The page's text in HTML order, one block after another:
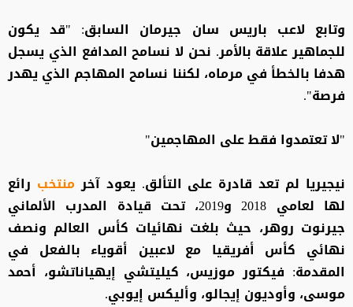
وتابع لاعب باريس سان جيرمان السابق: "قد يكون
للجماهير علاقة بالأمر. نحن لا نسامح المدافع الذي يسجل
هدفا بالخطأ في مرماه، لكننا نسامح المهاجم الذي يهدر
فرصة".
"لا تعتمدوا فقط على المهاجمين"
نيجيريا لم تعد قادرة على التألق. يعود آخرمنتخب رائع
لها لعامي 2018 و2019، تحت قيادة المدرب الألماني
جيرنوت روهر، حيث بلغت نهائيات كأس العالم ونصف
نهائي كأس أفريقيا مع لاعبين أقوياء بالفعل في
المقدمة: فيكتور موزيس، كيليتشي إيهياناتشو، أحمد
موسى، وأوديون إيجالو، وأليكس إيوبي.